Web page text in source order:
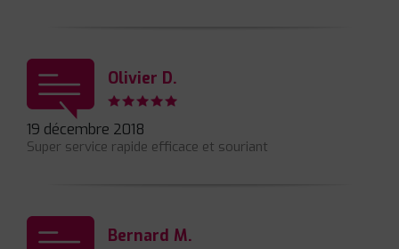
Olivier D.
19 décembre 2018
Super service rapide efficace et souriant
Bernard M.